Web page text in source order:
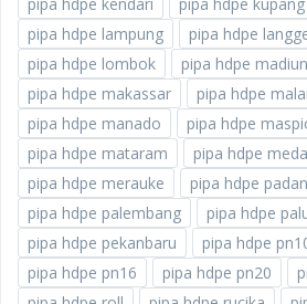
pipa hdpe lampung
pipa hdpe
pipa hdpe lombok
pipa hdpe madiun
pipa hdpe makassar
pipa hdpe
pipa hdpe manado
pipa hdpe
pipa hdpe mataram
pipa hdpe
pipa hdpe merauke
pipa hdpe
pipa hdpe palembang
pipa hdpe
pipa hdpe pekanbaru
pipa hdpe
pipa hdpe pn16
pipa hdpe pn20